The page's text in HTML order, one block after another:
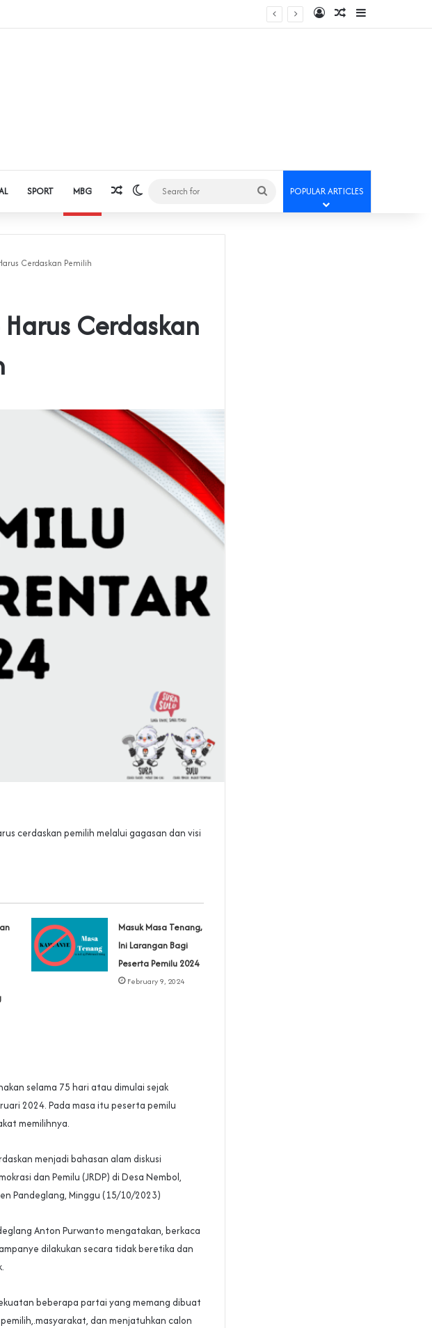
Literasi Digital Log InRandom Article
Sidebar
SPORT MBG Random Article
Switch skin
Search
for
POPULAR ARTICLES
Cerdaskan Pemilih
Cerdaskan
cerdaskan pemilih melalui gagasan dan visi
Masuk Masa Tenang,
Ini Larangan Bagi
Peserta Pemilu 2024
February 9, 2024
selama 75 hari atau dimulai sejak
2024. Pada masa itu peserta pemilu
memilihnya.
menjadi bahasan alam diskusi
dan Pemilu (JRDP) di Desa Nembol,
Pandeglang, Minggu (15/10/2023)
Anton Purwanto mengatakan, berkaca
dilakukan secara tidak beretika dan
beberapa partai yang memang dibuat
dan menjatuhkan calon